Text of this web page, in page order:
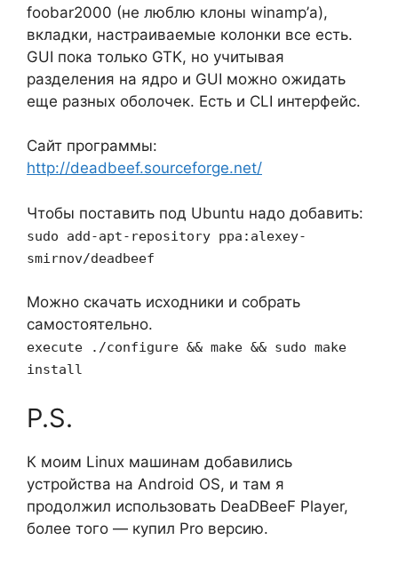
foobar2000 (не люблю клоны winamp’а),
вкладки, настраиваемые колонки все есть.
GUI пока только GTK, но учитывая
разделения на ядро и GUI можно ожидать
еще разных оболочек. Есть и CLI интерфейс.
Сайт программы:
http://deadbeef.sourceforge.net/
Чтобы поставить под Ubuntu надо добавить:
sudo add-apt-repository ppa:alexey-
smirnov/deadbeef
Можно скачать исходники и собрать
самостоятельно.
execute ./configure && make && sudo make
install
P.S.
К моим Linux машинам добавились
устройства на Android OS, и там я
продолжил использовать DeaDBeeF Player,
более того — купил Pro версию.